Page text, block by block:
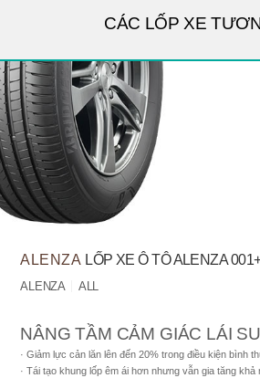
CÁC LỐP XE
ALENZA LỐP XE Ô TÔ ALENZA
ALENZA ALL
NÂNG TẦM CẢM GIÁC LÁI
Giảm lực cản lăn lên đến 20% trong điều kiện bình
Tái tạo khung lốp êm ái hơn nhưng vẫn gia tăng khả